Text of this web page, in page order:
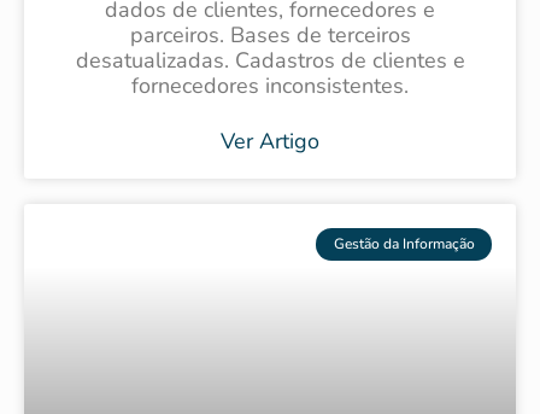
dados de clientes, fornecedores e
parceiros. Bases de terceiros
desatualizadas. Cadastros de clientes e
fornecedores inconsistentes.
Ver Artigo
Gestão da Informação